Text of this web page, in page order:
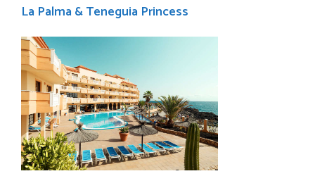
La Palma & Teneguia Princess